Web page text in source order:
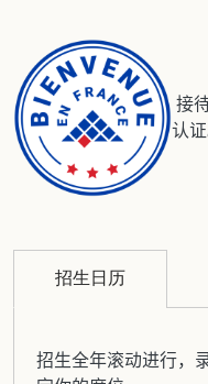
接
认证
招生日历
招生全年滚动进行，